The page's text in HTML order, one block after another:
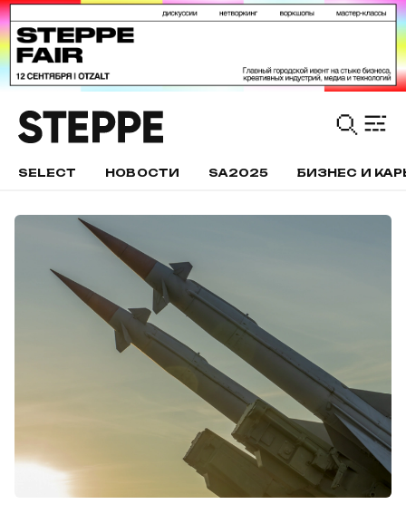
SELECT НОВОСТИ SA2025 БИЗНЕС И